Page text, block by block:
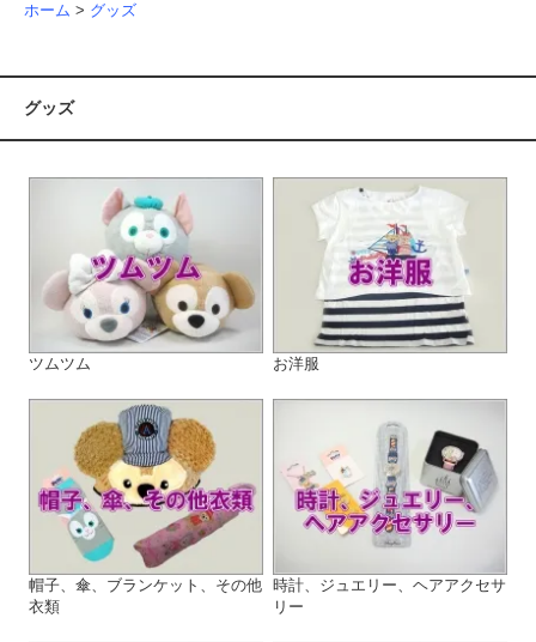
ホーム > グッズ
グッズ
ツムツム お洋服
帽子、傘、ブランケット、その他
衣類
時計、ジュエリー、ヘアアクセサ
リー